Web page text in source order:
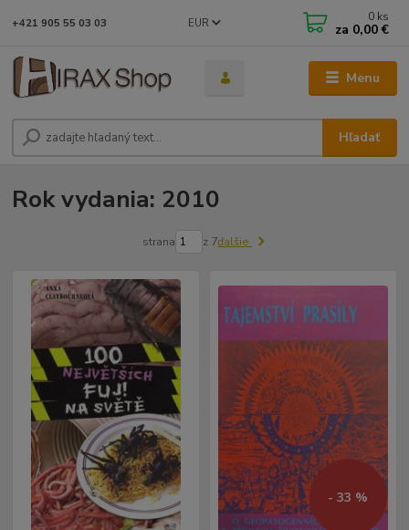
Menu
EUR
Hľadať
+421 905 55 03 03 0 ks
za 0,00 €
Rok vydania: 2010
strana z 7ďalšie
- 33 %